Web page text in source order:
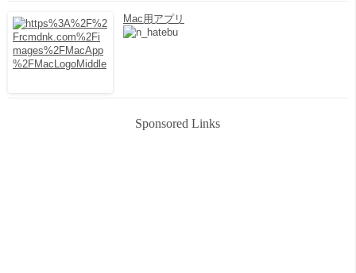
Mac用アプリ
Sponsored Links